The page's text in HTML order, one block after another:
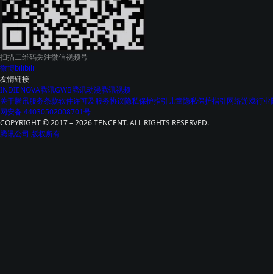
扫描二维码关注微信视频号
微博bilibili
友情链接
INDIENOVA腾讯GWB腾讯动漫腾讯视频
关于腾讯服务条款软件许可及服务协议隐私保护指引 儿童隐私保护指引网络游戏行
网安备 44030502008701号
COPYRIGHT © 2017 – 2026 TENCENT. ALL RIGHTS RESERVED.
腾讯公司 版权所有